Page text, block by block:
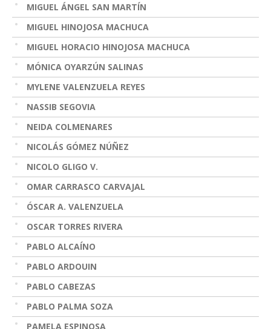
MIGUEL ÁNGEL SAN MARTÍN
MIGUEL HINOJOSA MACHUCA
MIGUEL HORACIO HINOJOSA MACHUCA
MÓNICA OYARZÚN SALINAS
MYLENE VALENZUELA REYES
NASSIB SEGOVIA
NEIDA COLMENARES
NICOLÁS GÓMEZ NÚÑEZ
NICOLO GLIGO V.
OMAR CARRASCO CARVAJAL
ÓSCAR A. VALENZUELA
OSCAR TORRES RIVERA
PABLO ALCAÍNO
PABLO ARDOUIN
PABLO CABEZAS
PABLO PALMA SOZA
PAMELA ESPINOSA